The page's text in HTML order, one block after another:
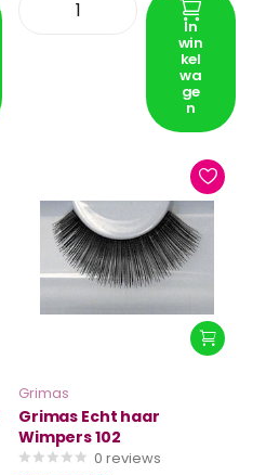
In
win
kel
wa
ge
n
Grimas
Grimas Echt haar
Wimpers 102
0 reviews